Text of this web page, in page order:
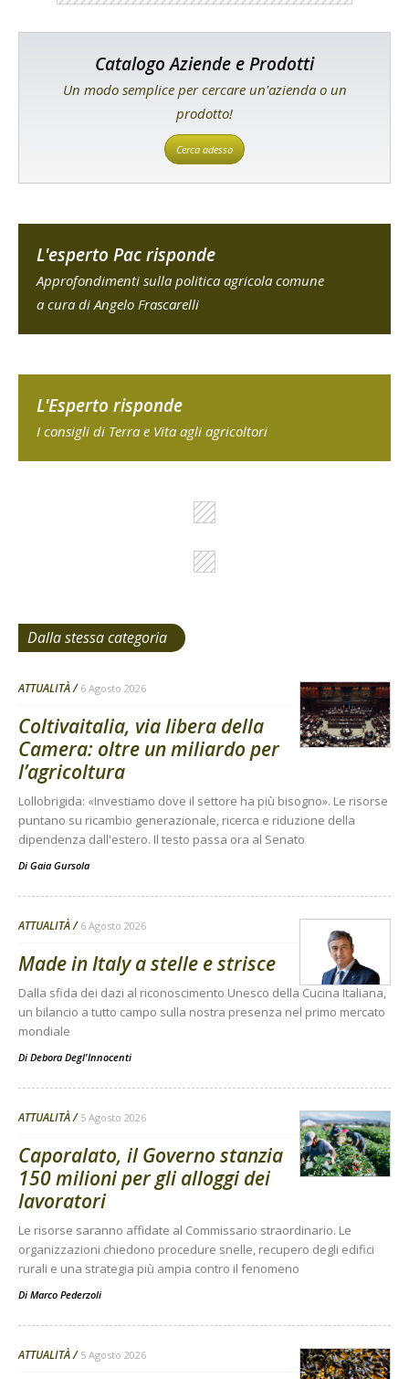
Catalogo Aziende e Prodotti
Un modo semplice per cercare un'azienda o un
prodotto!
Cerca adesso
L'esperto Pac risponde
Approfondimenti sulla politica agricola comune
a cura di Angelo Frascarelli
L'Esperto risponde
I consigli di Terra e Vita agli agricoltori
Dalla stessa categoria
ATTUALITÀ 6 Agosto 2026
Coltivaitalia, via libera della
Camera: oltre un miliardo per
l’agricoltura
Lollobrigida: «Investiamo dove il settore ha più bisogno». Le risorse
puntano su ricambio generazionale, ricerca e riduzione della
dipendenza dall'estero. Il testo passa ora al Senato
Di Gaia Gursola
ATTUALITÀ 6 Agosto 2026
Made in Italy a stelle e strisce
Dalla sfida dei dazi al riconoscimento Unesco della Cucina Italiana,
un bilancio a tutto campo sulla nostra presenza nel primo mercato
mondiale
Di Debora Degl'Innocenti
ATTUALITÀ 5 Agosto 2026
Caporalato, il Governo stanzia
150 milioni per gli alloggi dei
lavoratori
Le risorse saranno affidate al Commissario straordinario. Le
organizzazioni chiedono procedure snelle, recupero degli edifici
rurali e una strategia più ampia contro il fenomeno
Di Marco Pederzoli
ATTUALITÀ 5 Agosto 2026